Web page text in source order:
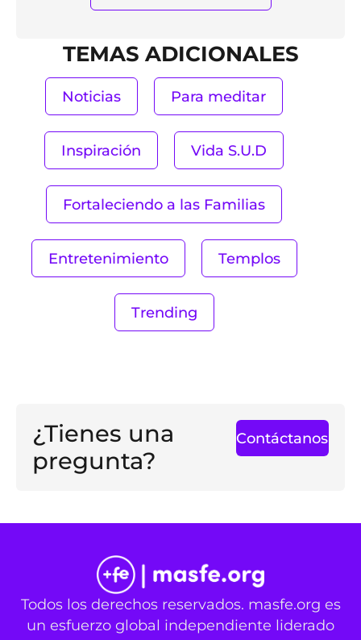
TEMAS ADICIONALES
Noticias Para meditar
Inspiración Vida S.U.D
Fortaleciendo a las Familias
Entretenimiento Templos
Trending
¿Tienes una
pregunta?
Contáctanos
Todos los derechos reservados. masfe.org es
un esfuerzo global independiente liderado